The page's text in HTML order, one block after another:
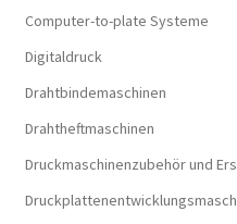
Computer-to-plate Systeme
Digitaldruck
Drahtbindemaschinen
Drahtheftmaschinen
Druckmaschinenzubehör und